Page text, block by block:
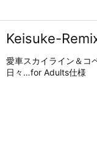
Keisuke-
愛車スカイライン＆コ
日々…for Adults仕様